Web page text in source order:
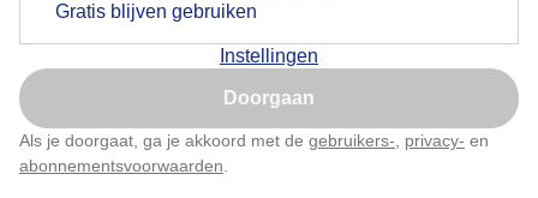
Gratis blijven gebruiken
Instellingen
Doorgaan
Als je doorgaat, ga je akkoord met de gebruikers- privacy- en
abonnementsvoorwaarden
Boven Gouda
Door: Michel Looyenstein Gemaakt: 17-06-2026, 38x bekeken
Nu niet, misschien later
Klik hierom dit aan te passen